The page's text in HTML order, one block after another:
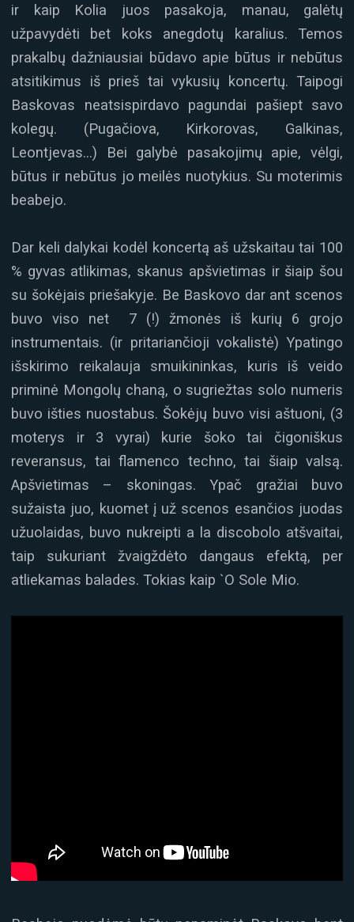
ir kaip Kolia juos pasakoja, manau, galėtų
užpavydėti bet koks anegdotų karalius. Temos
prakalbų dažniausiai būdavo apie būtus ir nebūtus
atsitikimus iš prieš tai vykusių koncertų. Taipogi
Baskovas neatsispirdavo pagundai pašiept savo
kolegų. (Pugačiova, Kirkorovas, Galkinas,
Leontjevas…) Bei galybė pasakojimų apie, vėlgi,
būtus ir nebūtus jo meilės nuotykius. Su moterimis
beabejo.
Dar keli dalykai kodėl koncertą aš užskaitau tai 100
% gyvas atlikimas, skanus apšvietimas ir šiaip šou
su šokėjais priešakyje. Be Baskovo dar ant scenos
buvo viso net 7 (!) žmonės iš kurių 6 grojo
instrumentais. (ir pritariančioji vokalistė) Ypatingo
išskirimo reikalauja smuikininkas, kuris iš veido
priminė Mongolų chaną, o sugriežtas solo numeris
buvo išties nuostabus. Šokėjų buvo visi aštuoni, (3
moterys ir 3 vyrai) kurie šoko tai čigoniškus
reveransus, tai flamenco techno, tai šiaip valsą.
Apšvietimas – skoningas. Ypač gražiai buvo
sužaista juo, kuomet į už scenos esančios juodas
užuolaidas, buvo nukreipti a la discobolo atšvaitai,
taip sukuriant žvaigždėto dangaus efektą, per
atliekamas balades. Tokias kaip `O Sole Mio.